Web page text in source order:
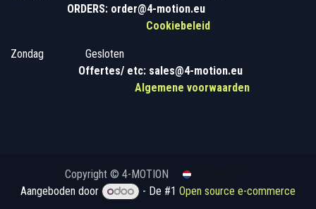
ORDERS: order@4-motion.eu
Cookiebeleid
Zondag
​​Gesloten
Offertes/ etc: sales@4-motion.eu
Algemene voorwaarden
Copyright © 4-MOTION
Aangeboden door - De #1Open source e-commerce